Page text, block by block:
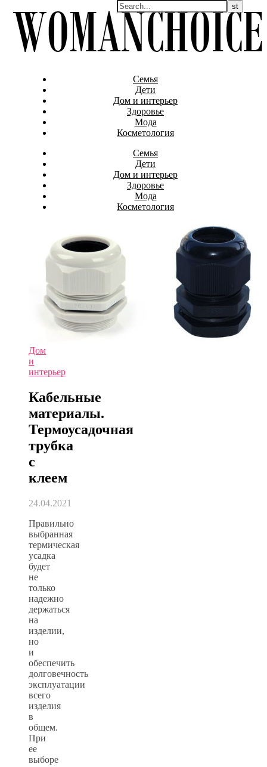
Семья
Дети
Дом и интерьер
Здоровье
Мода
Косметология
Семья
Дети
Дом и интерьер
Здоровье
Мода
Косметология
Дом
и
интерьер
Кабельные
материалы.
Термоусадочная
трубка
c
клеем
24.04.2021
Правильно
выбранная
термическая
усадка
будет
не
только
надежно
держаться
на
изделии,
но
и
обеспечить
долговечность
эксплуатации
всего
изделия
в
общем.
При
ее
выборе